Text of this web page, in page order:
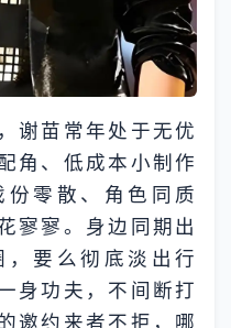
谢苗常年处于无优
角、低成本小制作
零散、角色同质
寥寥。身边同期出
要么彻底淡出行
身功夫，不间断打
邀约来者不拒，哪